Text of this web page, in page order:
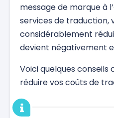
message de marque à
services de traduction,
considérablement
devient négativement
Voici quelques conseils
réduire vos coûts de